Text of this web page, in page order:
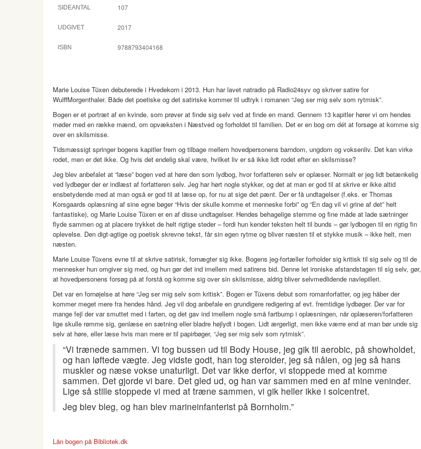
SIDEANTAL 107
UDGIVET 2017
ISBN 9788793404168
Marie Louise Tüxen debuterede i Hvedekorn i 2013. Hun har lavet natradio på Radio24syv og skriver satire for
WulffMorgenthaler. Både det poetiske og det satiriske kommer til udtryk i romanen “Jeg ser mig selv som rytmisk”.
Bogen er et portræt af en kvinde, som prøver at finde sig selv ved at finde en mand. Gennem 13 kapitler hører vi om hendes
møder med en række mænd, om opvæksten i Næstved og forholdet til familien. Det er en bog om dét at forsøge at komme sig
over en skilsmisse.
Tidsmæssigt springer bogens kapitler frem og tilbage mellem hovedpersonens barndom, ungdom og voksenliv. Det kan virke
rodet, men er det ikke. Og hvis det endelig skal være, hvilket liv er så ikke lidt rodet efter en skilsmisse?
Jeg blev anbefalet at “læse” bogen ved at høre den som lydbog, hvor forfatteren selv er oplæser. Normalt er jeg lidt betænkelig
ved lydbøger der er indlæst af forfatteren selv. Jeg har hørt nogle stykker, og det at man er god til at skrive er ikke altid
ensbetydende med at man også er god til at læse op, for nu at sige det pænt. Der er få undtagelser (f.eks. er Thomas
Korsgaards oplæsning af sine egne bøger “Hvis der skulle komme et menneske forbi” og “En dag vil vi grine af det” helt
fantastiske), og Marie Louise Tüxen er en af disse undtagelser. Hendes behagelige stemme og fine måde at lade sætninger
flyde sammen og at placere trykket de helt rigtige steder – fordi hun kender teksten helt til bunds – gør lydbogen til en rigtig fin
oplevelse. Den digt-agtige og poetisk skrevne tekst, får sin egen rytme og bliver næsten til et stykke musik – ikke helt, men
næsten.
Marie Louise Tüxens evne til at skrive satirisk, fornægter sig ikke. Bogens jeg-fortæller forholder sig kritisk til sig selv og til de
mennesker hun omgiver sig med, og hun gør det ind imellem med satirens bid. Denne let ironiske afstandstagen til sig selv, gør,
at hovedpersonens forsøg på at forstå og komme sig over sin skilsmisse, aldrig bliver selvmedlidende navlepilleri.
Det var en fornøjelse at høre “Jeg ser mig selv som kritisk”. Bogen er Tüxens debut som romanforfatter, og jeg håber der
kommer meget mere fra hendes hånd. Jeg vil dog anbefale en grundigere redigering af evt. fremtidige lydbøger. Der var for
mange fejl der var smuttet med i farten, og det gav ind imellem nogle små fartbump i oplæsningen, når oplæseren/forfatteren
lige skulle rømme sig, genlæse en sætning eller bladre højlydt i bogen. Lidt ærgerligt, men ikke værre end at man bør unde sig
selv at høre, eller læse hvis man mere er til papirbøger, “Jeg ser mig selv som rytmisk”.
“Vi trænede sammen. Vi tog bussen ud til Body House, jeg gik til aerobic, på showholdet,
og han løftede vægte. Jeg vidste godt, han tog steroider, jeg så nålen, og jeg så hans
muskler og næse vokse unaturligt. Det var ikke derfor, vi stoppede med at komme
sammen. Det gjorde vi bare. Det gled ud, og han var sammen med en af mine veninder.
Lige så stille stoppede vi med at træne sammen, vi gik heller ikke i solcentret.
Jeg blev bleg, og han blev marineinfanterist på Bornholm.”
Lån bogen på Bibliotek.dk